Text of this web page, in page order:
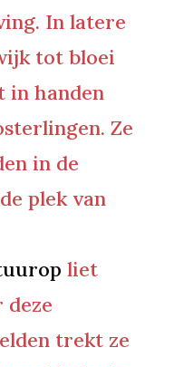
In latere
tot bloei
in handen
Ze
in de
plek van
liet
trekt ze